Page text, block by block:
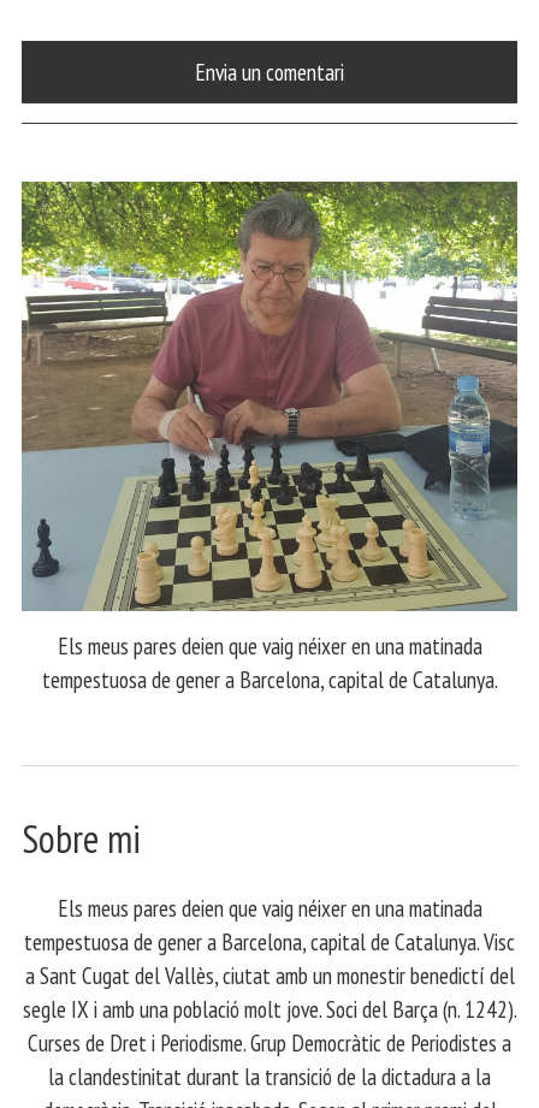
Els meus pares deien que vaig néixer en una matinada
tempestuosa de gener a Barcelona, capital de Catalunya.
Sobre mi
Els meus pares deien que vaig néixer en una matinada
tempestuosa de gener a Barcelona, capital de Catalunya. Visc
a Sant Cugat del Vallès, ciutat amb un monestir benedictí del
segle IX i amb una població molt jove. Soci del Barça (n. 1242).
Curses de Dret i Periodisme. Grup Democràtic de Periodistes a
la clandestinitat durant la transició de la dictadura a la